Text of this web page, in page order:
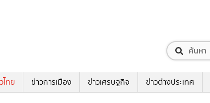
ไทย ข่าวการเมือง ข่าวเศรษฐกิจ ข่าวต่างประเทศ